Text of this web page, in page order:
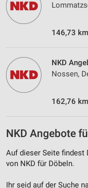
146,73 km
NKD
Nossen,
162,76 km
NKD Angebote
Auf dieser Seite findest
von NKD für Döbeln.
Ihr seid auf der Suche
Verwendung
Inhalten
IAB-Besonderheiten:
Geräte anhand von
Informationen
Nicht-IAB-
Performance
Funktional